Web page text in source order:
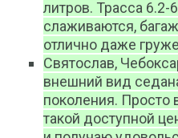
литров. Трасса 6.2-
слаживаются,
отлично даже
Святослав,
внешний вид
поколения. Просто
такой доступной